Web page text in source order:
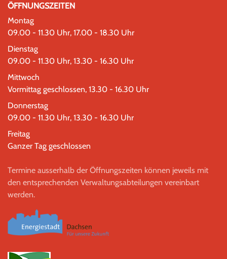
ÖFFNUNGSZEITEN
Montag
09.00 - 11.30 Uhr, 17.00 - 18.30 Uhr
Dienstag
09.00 - 11.30 Uhr, 13.30 - 16.30 Uhr
Mittwoch
Vormittag geschlossen, 13.30 - 16.30 Uhr
Donnerstag
09.00 - 11.30 Uhr, 13.30 - 16.30 Uhr
Freitag
Ganzer Tag geschlossen
Termine ausserhalb der Öffnungszeiten können jeweils mit
den entsprechenden Verwaltungsabteilungen vereinbart
werden.